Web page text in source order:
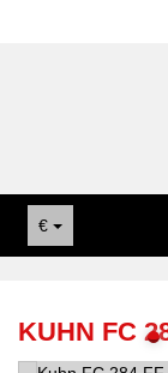
€
KUHN FC